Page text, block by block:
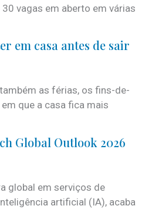
vagas em aberto em várias
em casa antes de sair
as férias, os fins-de-
que a casa fica mais
Global Outlook 2026
global em serviços de
artificial (IA), acaba